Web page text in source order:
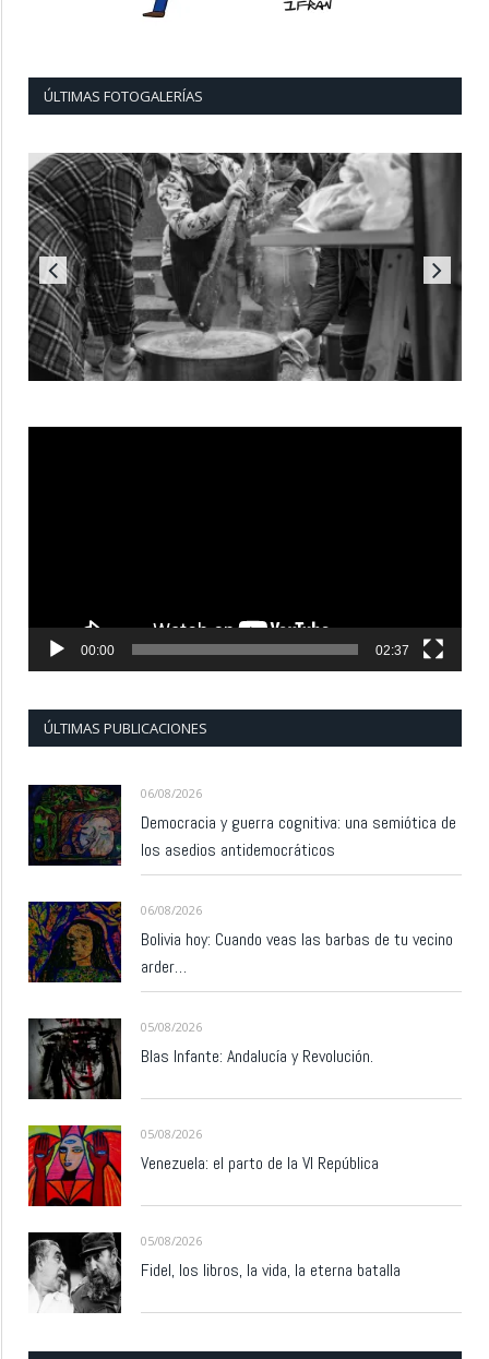
ÚLTIMAS FOTOGALERÍAS
00:00 02:37
ÚLTIMAS PUBLICACIONES
06/08/2026
Democracia y guerra cognitiva: una semiótica de
los asedios antidemocráticos
06/08/2026
Bolivia hoy: Cuando veas las barbas de tu vecino
arder…
05/08/2026
Blas Infante: Andalucía y Revolución.
05/08/2026
Venezuela: el parto de la VI República
05/08/2026
Fidel, los libros, la vida, la eterna batalla